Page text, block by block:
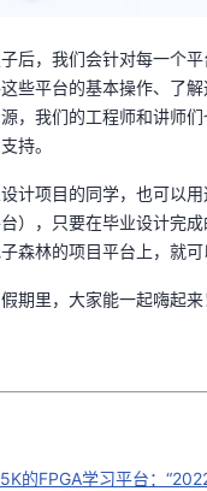
，我们会针对每一个平
些平台的基本操作、了
，我们的工程师和讲师
持。
项目的同学，也可以用
），只要在毕业设计完
森林的项目平台上，就可
里，大家能一起嗨起来
的FPGA学习平台：